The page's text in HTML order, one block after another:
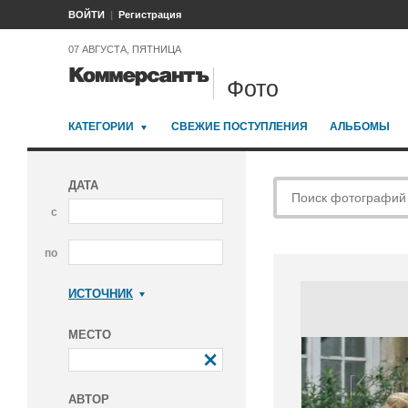
ВОЙТИ Регистрация
07 АВГУСТА, ПЯТНИЦА
Фото
КАТЕГОРИИ СВЕЖИЕ ПОСТУПЛЕНИЯ АЛЬБОМЫ
ДАТА
с
по
ИСТОЧНИК
МЕСТО
АВТОР